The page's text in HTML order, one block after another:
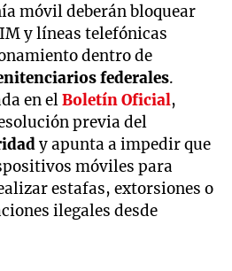
móvil deberán bloquear
y líneas telefónicas
dentro de
federales.
en elBoletín Oficial,
previa del
y apunta a impedir que
móviles para
estafas, extorsiones o
ilegales desde